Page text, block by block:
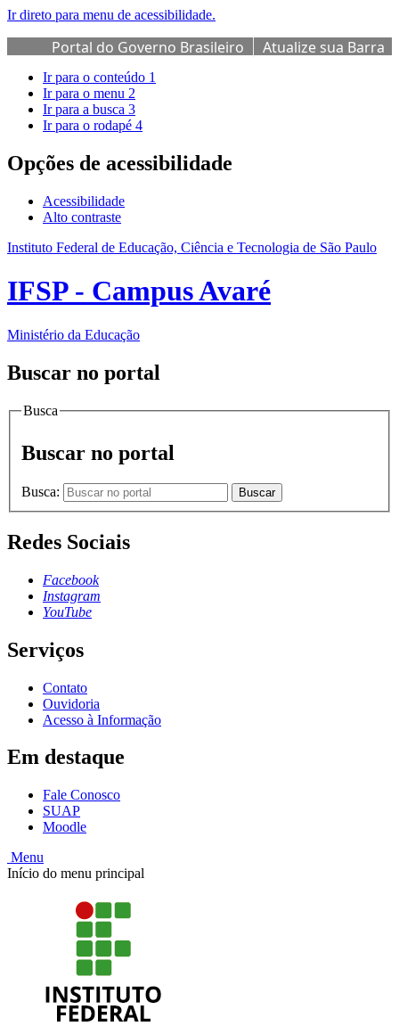
Ir direto para menu de acessibilidade.
Portal do Governo Brasileiro
Atualize sua Barra
de Governo
Ir para o conteúdo 1
Ir para o menu 2
Ir para a busca 3
Ir para o rodapé 4
Opções de acessibilidade
Acessibilidade
Alto contraste
Instituto Federal de Educação, Ciência e Tecnologia de São Paulo
IFSP - Campus Avaré
Ministério da Educação
Buscar no portal
Busca
Buscar no portal
Busca: Buscar
Redes Sociais
Facebook
Instagram
YouTube
Serviços
Contato
Ouvidoria
Acesso à Informação
Em destaque
Fale Conosco
SUAP
Moodle
Menu
Início do menu principal